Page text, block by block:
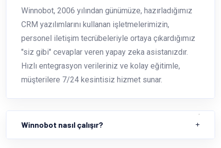
Winnobot, 2006 yılından günümüze, hazırladığımız
CRM yazılımlarını kullanan işletmelerimizin,
personel iletişim tecrübeleriyle ortaya çıkardığımız
"siz gibi" cevaplar veren yapay zeka asistanızdır.
Hızlı entegrasyon verileriniz ve kolay eğitimle,
müşterilere 7/24 kesintisiz hizmet sunar.
Winnobot nasıl çalışır?